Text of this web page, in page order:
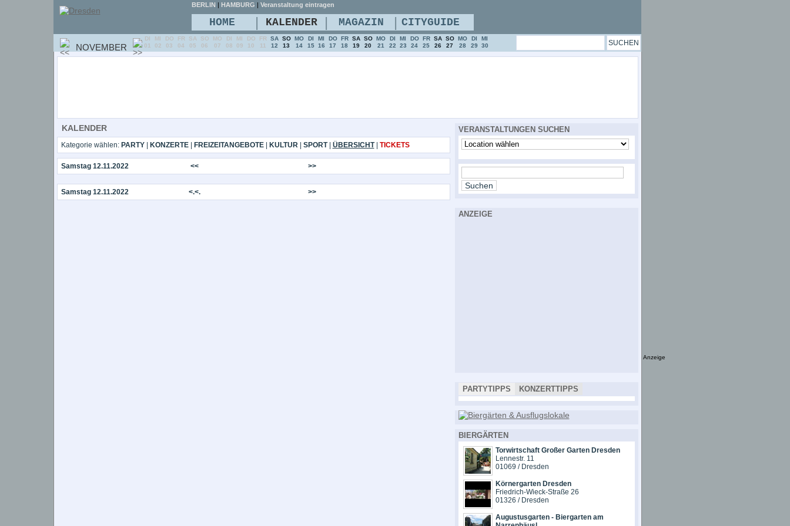
KALENDER
Kategorie wählen: PARTY| KONZERTE| FREIZEITANGEBOTE| KULTUR| SPORT| ÜBERSICHT| TICKETS
Samstag 12.11.2022 << >>
Samstag 12.11.2022 <.<. >>
VERANSTALTUNGEN SUCHEN
ANZEIGE
PARTYTIPPS KONZERTTIPPS
BIERGÄRTEN
Torwirtschaft Großer Garten Dresden
Lennestr. 11
01069 / Dresden
Körnergarten Dresden
Friedrich-Wieck-Straße 26
01326 / Dresden
Augustusgarten - Biergarten am
BERLIN | HAMBURG | Veranstaltung eintragen
HOME | KALENDER | MAGAZIN | CITYGUIDE
NOVEMBER
DI
01
MI
02
DO
03
FR
04
SA
05
SO
06
MO
07
DI
08
MI
09
DO
10
FR
11
SA
12
SO
13
MO
14
DI
15
MI
16
DO
17
FR
18
SA
19
SO
20
MO
21
DI
22
MI
23
DO
24
FR
25
SA
26
SO
27
MO
28
DI
29
MI
30
Anzeige